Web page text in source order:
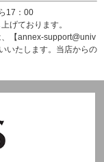
17：00
げております。
【annex-support@univ
いたします。当店からの